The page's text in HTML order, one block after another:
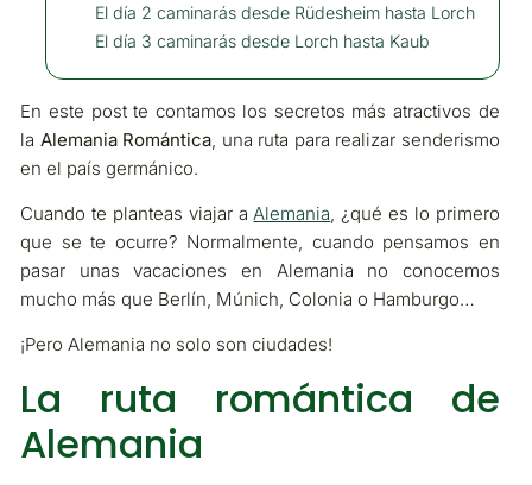
El día 2 caminarás desde Rüdesheim hasta Lorch
El día 3 caminarás desde Lorch hasta Kaub
En este post te contamos los secretos más atractivos de
la Alemania Romántica , una ruta para realizar senderismo
en el país germánico.
Cuando te planteas viajar aAlemania, ¿qué es lo primero
que se te ocurre? Normalmente, cuando pensamos en
pasar unas vacaciones en Alemania no conocemos
mucho más que Berlín, Múnich, Colonia o Hamburgo…
¡Pero Alemania no solo son ciudades!
La ruta romántica de
Alemania